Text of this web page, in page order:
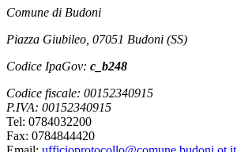
Comune di Budoni
Piazza Giubileo, 07051 Budoni (SS)
Codice IpaGov: c_b248
Codice fiscale: 00152340915
P.IVA: 00152340915
Tel: 0784032200
Fax: 0784844420